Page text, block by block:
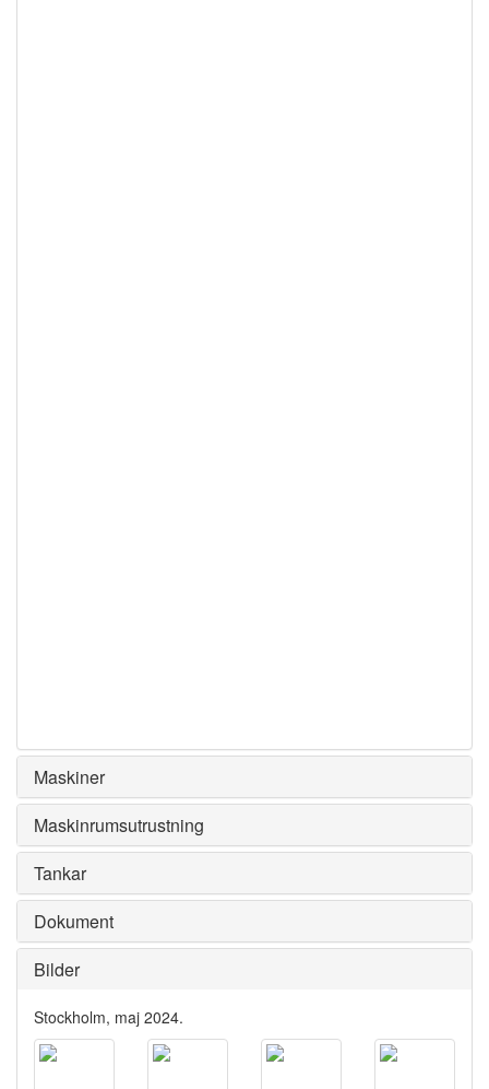
Maskiner
Maskinrumsutrustning
Tankar
Dokument
Bilder
Stockholm, maj 2024.